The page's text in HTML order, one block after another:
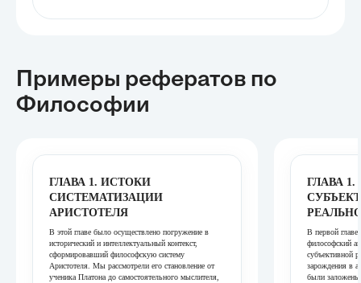
Примеры рефератов по
Философии
ГЛАВА 1. ИСТОКИ
СИСТЕМАТИЗАЦИИ
АРИСТОТЕЛЯ
В этой главе было осуществлено погружение в
исторический и интеллектуальный контекст,
сформировавший философскую систему
Аристотеля. Мы рассмотрели его становление от
ученика Платона до самостоятельного мыслителя,
ГЛАВА
В первой главе
философский
субъективной
зарождения в
были